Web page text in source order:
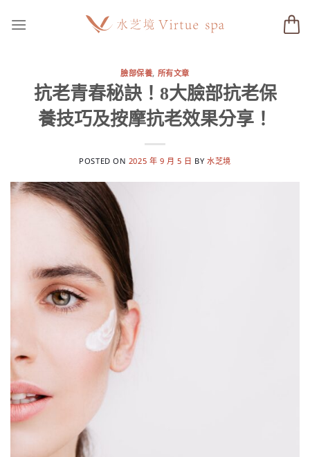
臉部保養, 所有文章
抗老青春秘訣！8大臉部抗老保
養技巧及按摩抗老效果分享！
POSTED ON 2025 年 9 月 5 日 BY 水芝境